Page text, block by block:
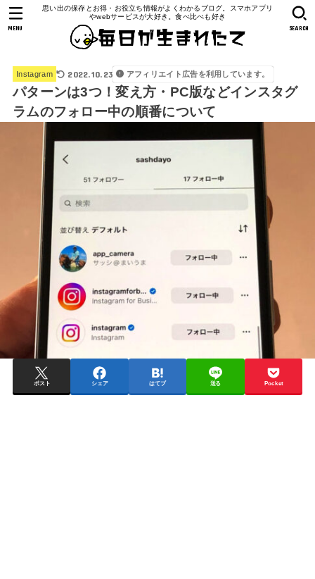
思い出の保存とお得・お役立ち情報がよくわかるブログ。スマホアプリ
やwebサービスが大好き。食べ比べも好き
SEARCH
MENU
Instagram 2022.10.23 アフィリエイト広告を利用しています。
パターンは3つ！変え方・PC版などインスタグ
ラムのフォロー中の順番について
ポスト シェア はてブ 送る Pocket